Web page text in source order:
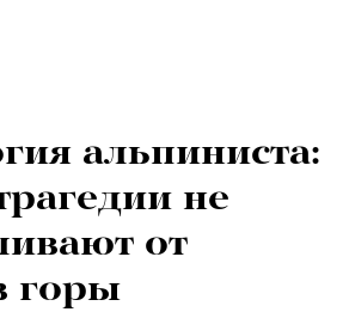
альпиниста:
не
от
горы